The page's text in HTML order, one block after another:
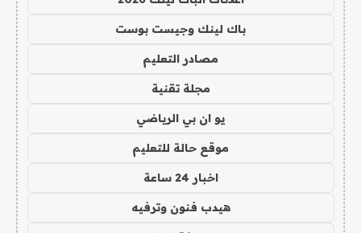
باك لينك وجيست بوست
مصادر التعليم
مجلة تقنية
يو ان بي الرياضي
موقع حالة للتعليم
اخبار 24 ساعة
هيدب فنون وترفيه